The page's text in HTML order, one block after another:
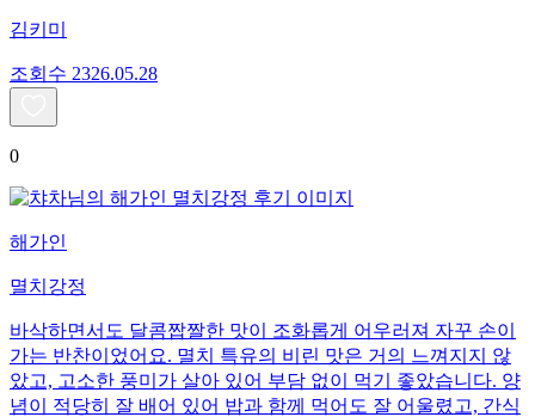
김키미
조회수 2326.05.28
0
해가인
멸치강정
바삭하면서도 달콤짭짤한 맛이 조화롭게 어우러져 자꾸 손이
가는 반찬이었어요. 멸치 특유의 비린 맛은 거의 느껴지지 않
았고, 고소한 풍미가 살아 있어 부담 없이 먹기 좋았습니다. 양
념이 적당히 잘 배어 있어 밥과 함께 먹어도 잘 어울렸고, 간식